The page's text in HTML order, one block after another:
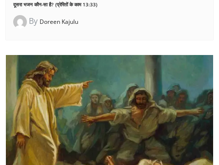
दूसरा भजन कौन-सा है? (प्रेरितों के काम 13:33)
By Doreen Kajulu